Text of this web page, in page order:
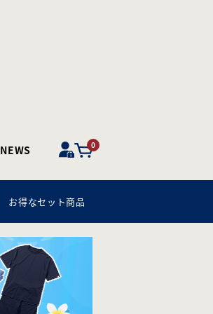
NEWS 0
お得なセット商品